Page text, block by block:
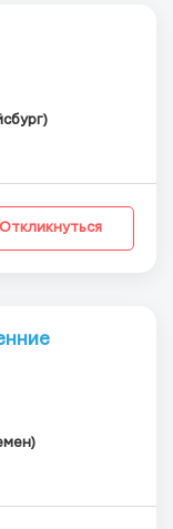
Откликнуться